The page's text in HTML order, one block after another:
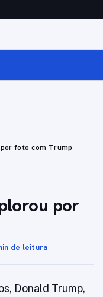
foto com Trump
por
de leitura
Donald Trump,